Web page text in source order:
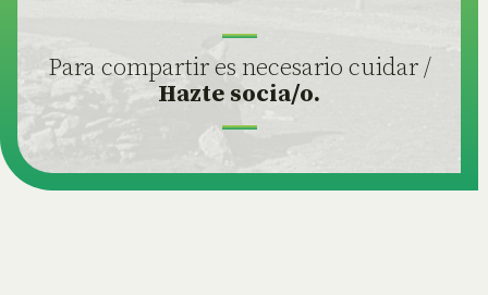
Para compartir es necesario cuidar /
Hazte socia/o.